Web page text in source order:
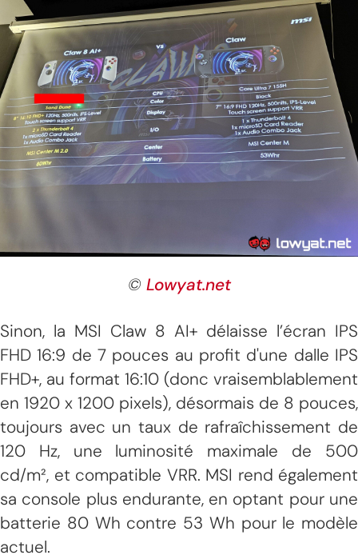
© Lowyat.net
Sinon, la MSI Claw 8 AI+ délaisse l’écran IPS
FHD 16:9 de 7 pouces au profit d'une dalle IPS
FHD+, au format 16:10 (donc vraisemblablement
en 1920 x 1200 pixels), désormais de 8 pouces,
toujours avec un taux de rafraîchissement de
120 Hz, une luminosité maximale de 500
cd/m², et compatible VRR. MSI rend également
sa console plus endurante, en optant pour une
batterie 80 Wh contre 53 Wh pour le modèle
actuel.